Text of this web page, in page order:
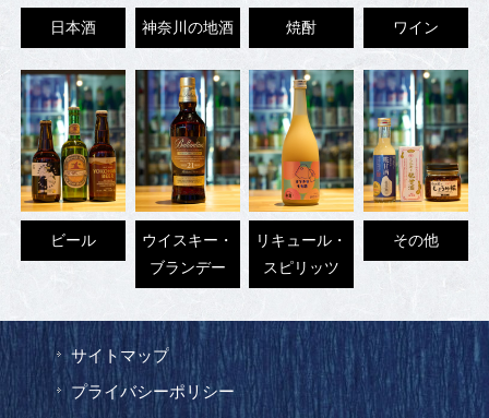
日本酒 神奈川の地酒 焼酎 ワイン
ビール
ウイスキー・
ブランデー
リキュール・
スピリッツ
その他
サイトマップ
プライバシーポリシー